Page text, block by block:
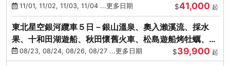
船、熱海梅園
11/01, 11/02, 11/03, 11/04 ...更多日期 $41,000 起
東北星空銀河纜車５日－銀山溫泉、奧入瀨溪流、採水
果、十和田湖遊船、秋田懷舊火車、松島遊船烤牡蠣、嚴
美溪、螃蟹本家
08/23, 08/24, 08/26, 08/27 ...更多日期 $39,900 起